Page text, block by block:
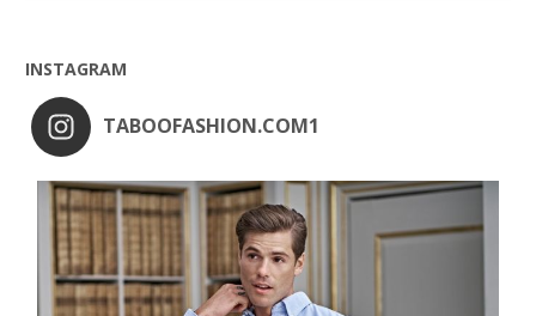
INSTAGRAM
TABOOFASHION.COM1